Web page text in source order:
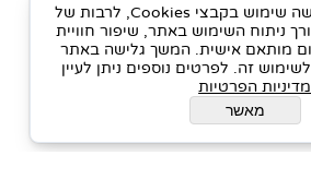
לידיעתך, באתרנו נעשה שימוש בקבצי Cookies, לרבות של
ניתוח השימוש באתר, שיפור חוויית
מותאם אישית. המשך גלישה באתר
זה. לפרטים נוספים ניתן לעיין
מדיניות הפרטיות
מאשר